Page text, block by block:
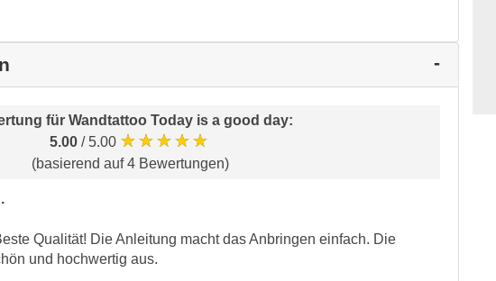
für Wandtattoo Today is a good day:
5.00 / 5.00 ★★★★★
(basierend auf 4 Bewertungen)
Qualität! Die Anleitung macht das Anbringen einfach. Die
und hochwertig aus.